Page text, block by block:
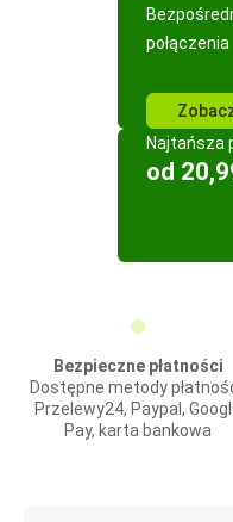
połączenia
Najtańsza
od
Bezpieczne płatności
Dostępne metody
Przelewy24, Paypal,
Pay, karta bankowa